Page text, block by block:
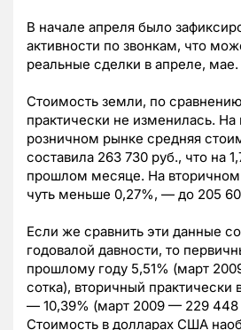
В начале апреля было
активности по звонкам, что
реальные сделки в апреле, мае.
Стоимость земли, по
практически не изменилась.
розничном рынке средняя
составила 263 730 руб., что на
прошлом месяце. На
чуть меньше 0,27%, — до 205
Если же сравнить эти данные
годовалой давности, то
прошлому году 5,51% (март
сотка), вторичный практически
— 10,39% (март 2009 — 229 448
Стоимость в долларах США